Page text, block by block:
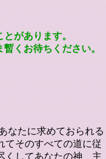
なたに求めておられる
てそのすべての道に従
くしてあなたの神、主
があります。
くお待ちください。